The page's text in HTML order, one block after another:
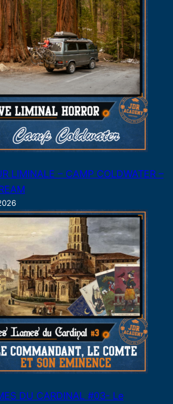
LIMINALE – CAMP COLDWATER –
DU CARDINAL #03- Le